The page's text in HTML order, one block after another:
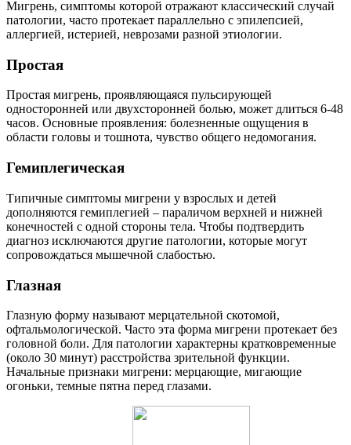
Мигрень, симптомы которой отражают классический случай
патологии, часто протекает параллельно с эпилепсией,
аллергией, истерией, неврозами разной этиологии.
Простая
Простая мигрень, проявляющаяся пульсирующей
односторонней или двухсторонней болью, может длиться 6-48
часов. Основные проявления: болезненные ощущения в
области головы и тошнота, чувство общего недомогания.
Гемиплегическая
Типичные симптомы мигрени у взрослых и детей
дополняются гемиплегией – параличом верхней и нижней
конечностей с одной стороны тела. Чтобы подтвердить
диагноз исключаются другие патологии, которые могут
сопровождаться мышечной слабостью.
Глазная
Глазную форму называют мерцательной скотомой,
офтальмологической. Часто эта форма мигрени протекает без
головной боли. Для патологии характерны кратковременные
(около 30 минут) расстройства зрительной функции.
Начальные признаки мигрени: мерцающие, мигающие
огоньки, темные пятна перед глазами.